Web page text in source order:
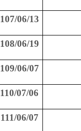
107/06/13
108/06/19
109/06/07
110/07/06
111/06/07